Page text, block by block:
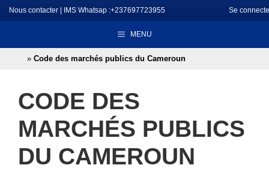
Aller
au
Nous contacter IMS Whatsap :+237697723955 Se
MENU
» Code des marchés publics du Cameroun
CODE DES
MARCHÉS PUBLICS
DU CAMEROUN